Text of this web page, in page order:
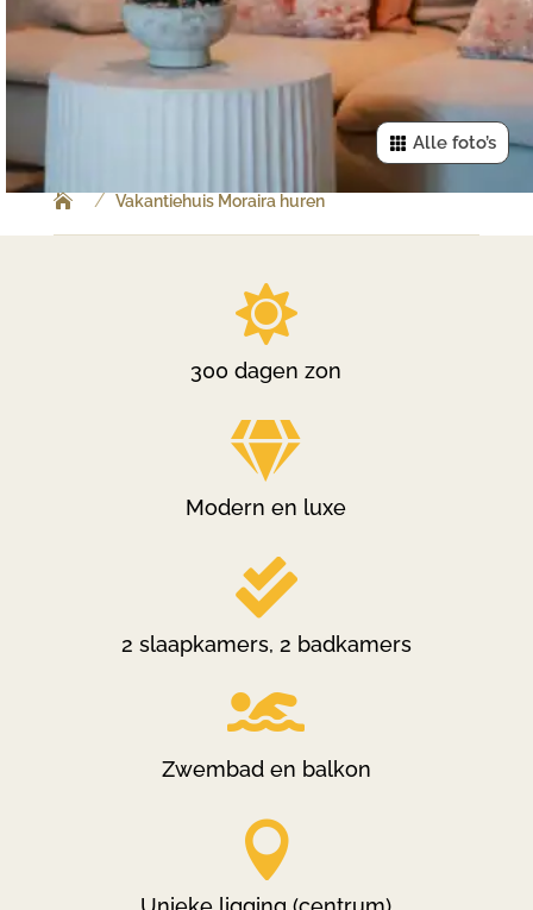
Alle foto’s
/ Vakantiehuis Moraira huren

300 dagen zon

Modern en luxe

2 slaapkamers, 2 badkamers

Zwembad en balkon
